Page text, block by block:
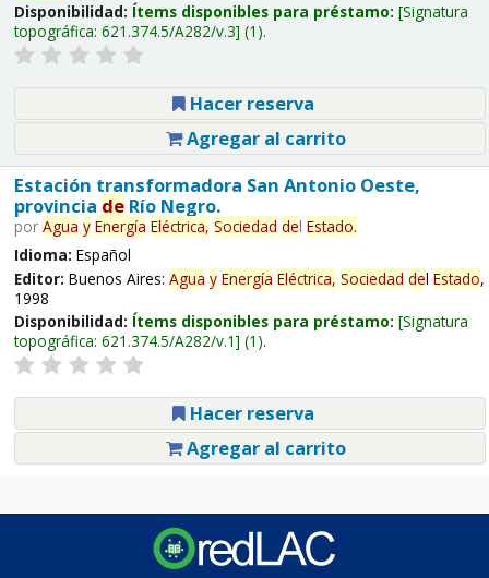
Disponibilidad: Ítems disponibles para préstamo: Signatura
topográfica: 621.374.5/A282/v.3 (1).
Hacer reserva
Agregar al carrito
Estación transformadora San Antonio Oeste,
provincia deRío Negro.
por Agua y Energía Eléctrica, Sociedad del Estado.
Idioma: Español
Editor: Buenos Aires: Agua y Energía Eléctrica, Sociedad del Estado,
1998
Disponibilidad: Ítems disponibles para préstamo: Signatura
topográfica: 621.374.5/A282/v.1 (1).
Hacer reserva
Agregar al carrito